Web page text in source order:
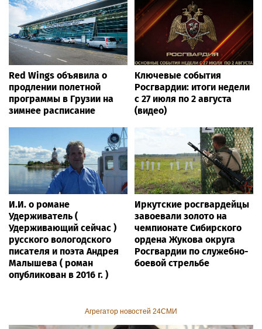
Red Wings объявила о
продлении полетной
программы в Грузии на
зимнее расписание
Ключевые события
Росгвардии: итоги недели
с 27 июля по 2 августа
(видео)
И.И. о романе
Удерживатель (
Удерживающий сейчас )
русского вологодского
писателя и поэта Андрея
Малышева ( роман
опубликован в 2016 г. )
Иркутские росгвардейцы
завоевали золото на
чемпионате Сибирского
ордена Жукова округа
Росгвардии по служебно-
боевой стрельбе
Агрегатор новостей 24СМИ